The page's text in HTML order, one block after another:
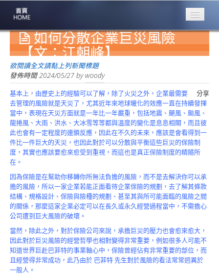
專業豐林
Professional
保險大家談
1386集
台灣商業保險
第一品牌
關於豐林
About
服務項目
火災保額
估算系統
商品簡介
Product
如何分散企業巨災風險
【文：江朝峰】
欲閱讀全文請點上列新聞標題
發佈時間2024/05/27 bywoody
分享
基本上，由歷史上的經驗可以了解，除了火災之外，企業最需要
去管理的風險就是天災了，尤其近年來地球暖化的效應一直在持續發揮
當中，表現在天災方面就是一年比一年嚴重，包括地震、颶風、颱風、
龍捲風、大雨、洪水、大冰雪等等都與溫度的變化是息息相關，而且彼
此也會有一定程度的連鎖反應，因此在不久的未來，應該是會看得到一
件比一件巨大的天災，也因此對於可以分散與平衡這些巨災的保險制
度，其實也應該要愈來愈受到重視，而這也是真正保險制度的精隨所
在。
因為保險是在幫助你移轉你所無法負擔的風險，而不是去解決你可以承
擔的風險，所以一家企業若能正面看待企業保險的規劃，去了解其條款
結構、規格設計、保險與險種的規劃、甚至其與所可能面臨的風險之間
的關係，那麼這家企業必定可以在長久或永久經營過程當中，不需擔心
公司遭到巨大風險的破壞。
當然，除此之外，對於保險公司來說，承擔巨災的壓力也會愈來愈大，
因此對於巨災風險的經營哲學也相對變得非常重要，例如很多人可能不
知道世界巨赴巴菲特的事業軸心中，保險曾經佔有非常重要的部位，而
且經營得非常成功，此乃由於 巴菲特 先生對於風險的看法常常迥異於
一般人。